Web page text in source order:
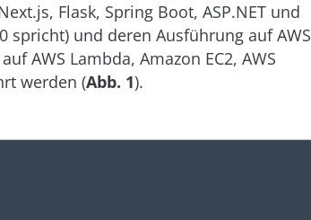
Flask, Spring Boot, ASP.NET und
spricht) und deren Ausführung auf AWS
AWS Lambda, Amazon EC2, AWS
werden (Abb. 1).